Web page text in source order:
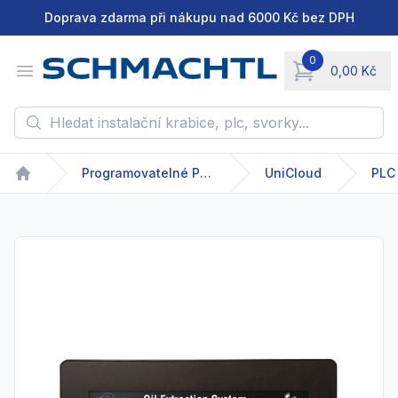
Doprava zdarma při nákupu nad 6000 Kč bez DPH
Open menu
0
0,00 Kč
items in cart,
Hledat instalační krabice, plc, svorky...
Home
Programovatelné PLC UniCloud